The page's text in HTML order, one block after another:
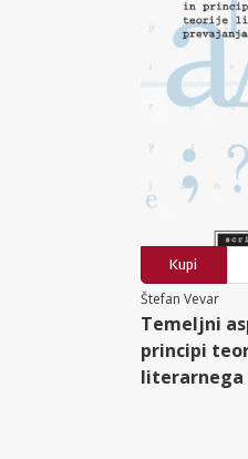
Kupi
Štefan Vevar
Temeljni
principi
literarnega